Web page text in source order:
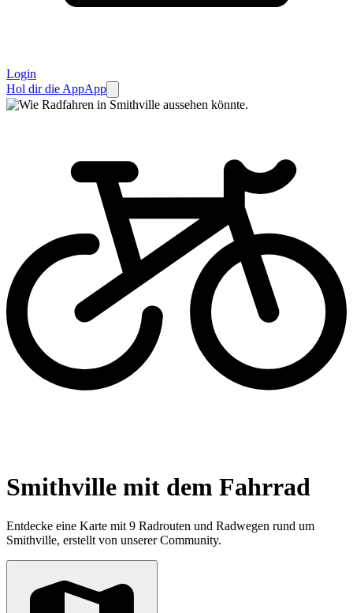
Login
Hol dir die AppApp
Smithville mit dem Fahrrad
Entdecke eine Karte mit 9 Radrouten und Radwegen rund um
Smithville, erstellt von unserer Community.